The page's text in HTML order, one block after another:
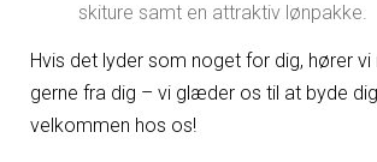
skiture samt en attraktiv lønpakke.
Hvis det lyder som noget for dig, hører
gerne fra dig – vi glæder os til at byde dig
velkommen hos os!